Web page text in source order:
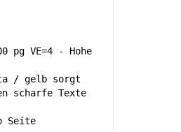
pg VE=4 - Hohe
/ gelb sorgt
scharfe Texte
Seite